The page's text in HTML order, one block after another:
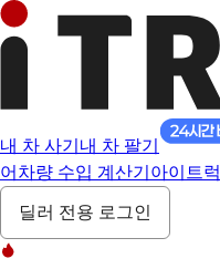
내 차 사기 내 차 팔기
어 차량 수입 계산기 아이트럭
딜러 전용 로그인